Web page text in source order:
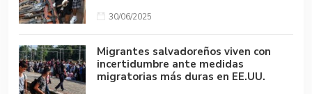
30/06/2025
Migrantes salvadoreños viven con
incertidumbre ante medidas
migratorias más duras en EE.UU.